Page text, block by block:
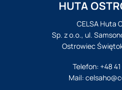
CELSA Huta
Sp. z o.o., ul.
Ostrowiec
Telefon: +48
Mail: